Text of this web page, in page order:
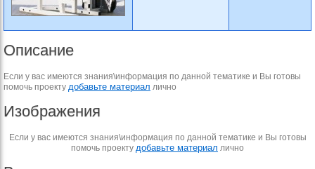
Описание
Если у вас имеются знания\информация по данной тематике и Вы готовы
помочь проекту добавьте материал лично
Изображения
Если у вас имеются знания\информация по данной тематике и Вы готовы
помочь проекту добавьте материал лично